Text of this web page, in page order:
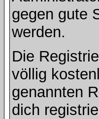
gegen gute
werden.
Die
völlig
genannten
dich